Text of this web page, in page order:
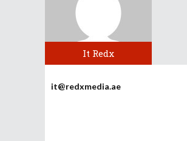
It Redx
it@redxmedia.ae